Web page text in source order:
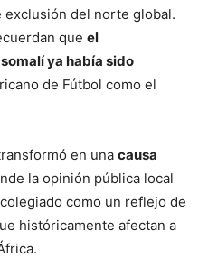
del norte global.
que el
ya había sido
de Fútbol como el
en una causa
la opinión pública local
como un reflejo de
históricamente afectan a